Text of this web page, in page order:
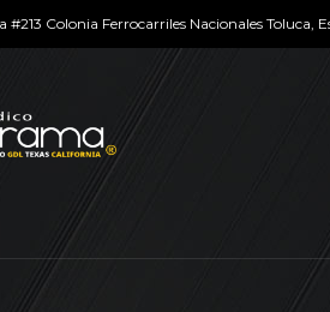
#213 Colonia Ferrocarriles Nacionales Toluca,